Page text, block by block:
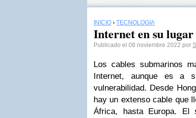
INICIO › TECNOLOGÍA
Internet en su
Publicado el 08 noviembre 2022 por
Los cables submarinos
Internet, aunque es a
vulnerabilidad. Desde
hay un extenso cable que
África, hasta Europa. El